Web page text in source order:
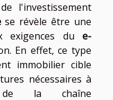
l'investissement
se révèle être une
exigences du e-
En effet, ce type
immobilier cible
nécessaires à
la chaîne